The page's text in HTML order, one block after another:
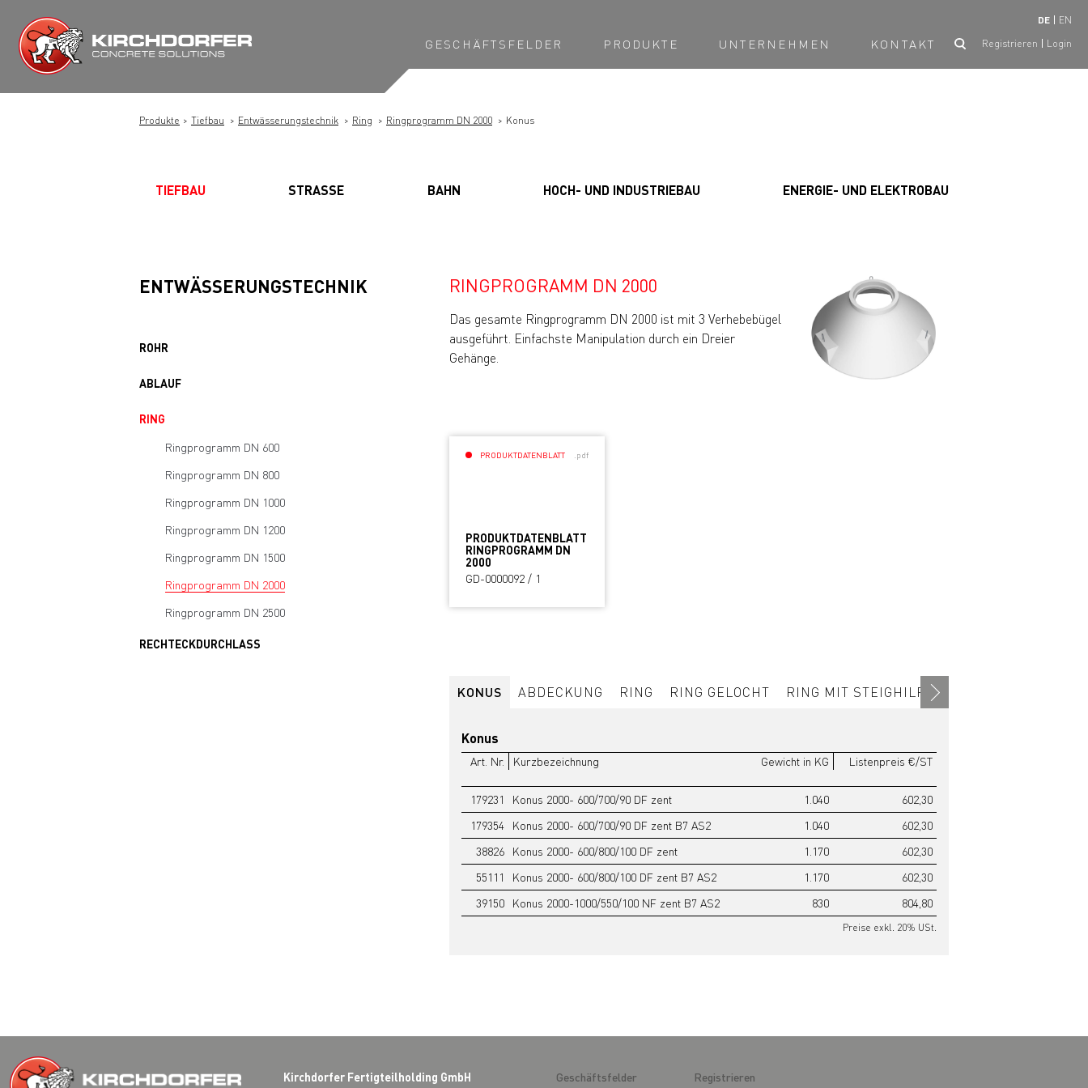
Inhalt
springen
DE EN
GESCHÄFTSFELDER PRODUKTE UNTERNEHMEN KONTAKT Registrieren Login
Produkte Tiefbau Entwässerungstechnik Ring Ringprogramm DN 2000 Konus
TIEFBAU STRASSE BAHN HOCH- UND INDUSTRIEBAU ENERGIE- UND ELEKTROBAU
ENTWÄSSERUNGSTECHNIK
ROHR
ABLAUF
RING
Ringprogramm DN 600
Ringprogramm DN 800
Ringprogramm DN 1000
Ringprogramm DN 1200
Ringprogramm DN 1500
Ringprogramm DN 2000
Ringprogramm DN 2500
RECHTECKDURCHLASS
RINGPROGRAMM DN 2000
Das gesamte Ringprogramm DN 2000 ist mit 3 Verhebebügel
ausgeführt. Einfachste Manipulation durch ein Dreier
Gehänge.
PRODUKTDATENBLATT .pdf
PRODUKTDATENBLATT
RINGPROGRAMM DN
2000
GD-0000092 / 1
KONUS ABDECKUNG RING RING GELOCHT RING MIT STEIGHILFE
Konus
Art. Nr. Kurzbezeichnung Gewicht in KG Listenpreis €/ST
179231 Konus 2000- 600/700/90 DF zent 1.040
602,30
179354
Konus 2000- 600/700/90 DF zent B7 AS2 1.040
602,30
38826
Konus 2000- 600/800/100 DF zent 1.170
602,30
55111
Konus 2000- 600/800/100 DF zent B7 AS2 1.170
602,30
39150
Konus 2000-1000/550/100 NF zent B7 AS2 830 804,80
Preise exkl. 20% USt.
Kirchdorfer Fertigteilholding GmbH
Geschäftsfelder
Registrieren